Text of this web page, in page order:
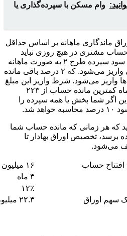
وام مسکن با سپرده‌گذاری یا
ماندگاری ماهانه بر اساس حداقل
مشتری در هیچ روزی نباید
کمتر از ۱۶ میلیون توان باشد. سود سپرده طرح ۲ به صورت ماهانه
و ۱۰ درصد به حساب مشتری واریز می‌شود. که ۲ درصد باقی مانده
می‌شود. شرط واریز این مبلغ
نیز آن است که در طول سه ماه کمترین مانده حساب از ۲۲۳
اگر شما بخش یا همه سپرده را
شد.
که هر زمانی که مانده حساب شما
تخصیص اوراق بهادار تا
می‌شود.
افتتاح حساب
۱۶ میلیون تومان
۳ ماه
۱۲٪
سهم اوراق
۲۲.۳ میلیون تومان